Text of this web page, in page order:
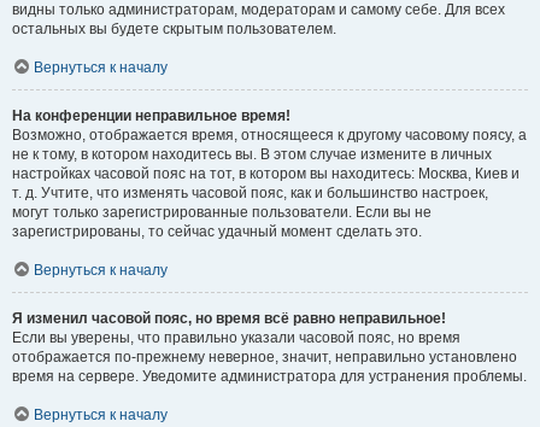
видны только администраторам, модераторам и самому себе. Для всех
остальных вы будете скрытым пользователем.
Вернуться к началу
На конференции неправильное время!
Возможно, отображается время, относящееся к другому часовому поясу, а
не к тому, в котором находитесь вы. В этом случае измените в личных
настройках часовой пояс на тот, в котором вы находитесь: Москва, Киев и
т. д. Учтите, что изменять часовой пояс, как и большинство настроек,
могут только зарегистрированные пользователи. Если вы не
зарегистрированы, то сейчас удачный момент сделать это.
Вернуться к началу
Я изменил часовой пояс, но время всё равно неправильное!
Если вы уверены, что правильно указали часовой пояс, но время
отображается по-прежнему неверное, значит, неправильно установлено
время на сервере. Уведомите администратора для устранения проблемы.
Вернуться к началу